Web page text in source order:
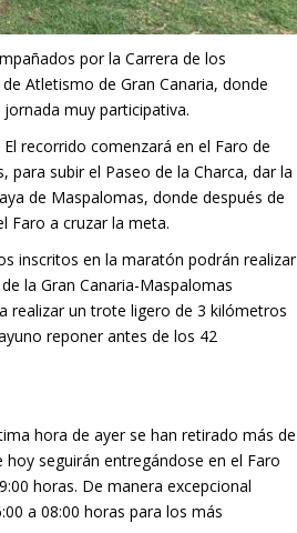
por la Carrera de los
Atletismo de Gran Canaria, donde
muy participativa.
recorrido comenzará en el Faro de
para subir el Paseo de la Charca, dar la
de Maspalomas, donde después de
Faro a cruzar la meta.
inscritos en la maratón podrán realizar
la Gran Canaria-Maspalomas
realizar un trote ligero de 3 kilómetros
reponer antes de los 42
hora de ayer se han retirado más de
seguirán entregándose en el Faro
horas. De manera excepcional
a 08:00 horas para los más